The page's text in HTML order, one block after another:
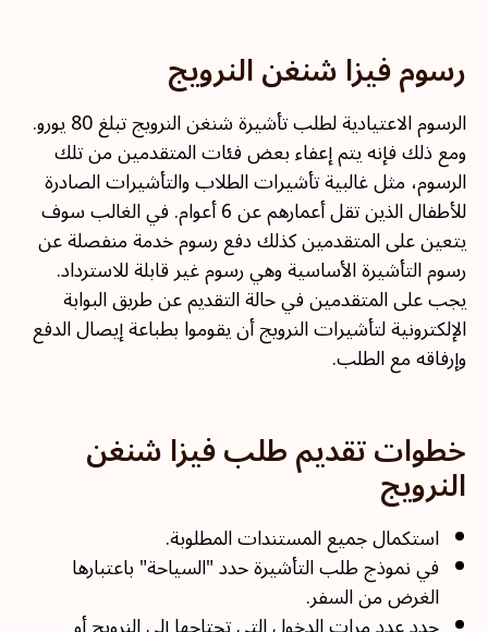
رسوم فيزا شنغن النرويج
الرسوم الاعتيادية لطلب تأشيرة شنغن النرويج تبلغ 80 يورو.
ومع ذلك فإنه يتم إعفاء بعض فئات المتقدمين من تلك
الرسوم، مثل غالبية تأشيرات الطلاب والتأشيرات الصادرة
للأطفال الذين تقل أعمارهم عن 6 أعوام. في الغالب سوف
يتعين على المتقدمين كذلك دفع رسوم خدمة منفصلة عن
رسوم التأشيرة الأساسية وهي رسوم غير قابلة للاسترداد.
يجب على المتقدمين في حالة التقديم عن طريق البوابة
الإلكترونية لتأشيرات النرويج أن يقوموا بطباعة إيصال الدفع
وإرفاقه مع الطلب.
خطوات تقديم طلب فيزا شنغن
النرويج
استكمال جميع المستندات المطلوبة.
في نموذج طلب التأشيرة حدد "السياحة" باعتبارها
الغرض من السفر.